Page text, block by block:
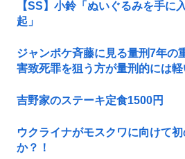
【SS】小鈴「ぬいぐるみを手に
起」
ジャンポケ斉藤に見る量刑7年の
害致死罪を狙う方が量刑的には
吉野家のステーキ定食1500円
ウクライナがモスクワに向けて
か？！